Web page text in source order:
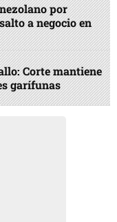
por
a negocio en
Corte mantiene
garífunas